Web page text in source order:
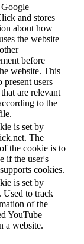
and stores
about how
the website
before
website. This
present users
are relevant
to the
is set by
The
the cookie is to
if the user's
cookies.
is set by
Used to track
of the
YouTube
a website.